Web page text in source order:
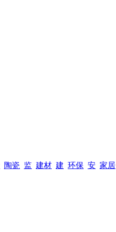
陶瓷 监 建材 建 环保 安 家居